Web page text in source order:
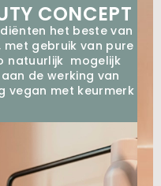
CONCEPT
het beste van
gebruik van pure
natuurlijk⁠ mogelijk
de werking van
vegan met keurmerk